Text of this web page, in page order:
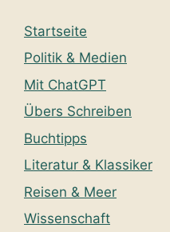
Startseite
Politik & Medien
Mit ChatGPT
Übers Schreiben
Buchtipps
Literatur & Klassiker
Reisen & Meer
Wissenschaft